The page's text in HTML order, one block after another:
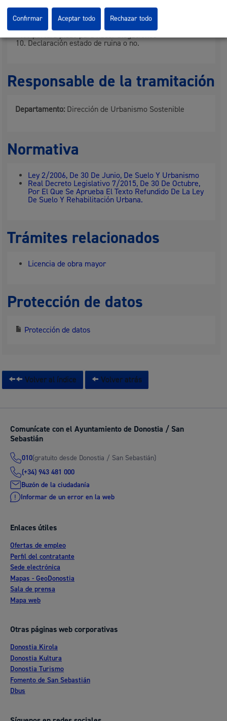
Visita inspección y realización informe
Tramite de audiencia a personas interesadas
Emisión dictamen pericial
Apertura plazo para hacer alegaciones
Declaración estado de ruina o no.
Responsable de la tramitación
Departamento: Dirección de Urbanismo Sostenible
Normativa
Ley 2/2006, De 30 De Junio, De Suelo Y Urbanismo
Real Decreto Legislativo 7/2015, De 30 De Octubre,
Por El Que Se Aprueba El Texto Refundido De La Ley
De Suelo Y Rehabilitación Urbana.
Trámites relacionados
Licencia de obra mayor
Protección de datos
Protección de datos
Volver al índice Volver atrás
Comunícate con el Ayuntamiento de Donostia / San
Sebastián
010(gratuito desde Donostia / San Sebastián)
(+34) 943 481 000
Buzón de la ciudadanía
Informar de un error en la web
Enlaces útiles
Ofertas de empleo
Perfil del contratante
Sede electrónica
Mapas - GeoDonostia
Sala de prensa
Mapa web
Otras páginas web corporativas
Donostia Kirola
Donostia Kultura
Donostia Turismo
Fomento de San Sebastián
Dbus
Rechazar todo
Confirmar Aceptar todo